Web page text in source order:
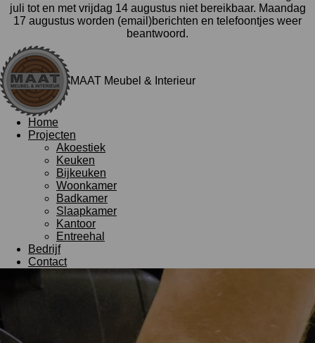
juli tot en met vrijdag 14 augustus niet bereikbaar. Maandag
17 augustus worden (email)berichten en telefoontjes weer
beantwoord.
MAAT Meubel & Interieur
Home
Projecten
Akoestiek
Keuken
Bijkeuken
Woonkamer
Badkamer
Slaapkamer
Kantoor
Entreehal
Bedrijf
Contact